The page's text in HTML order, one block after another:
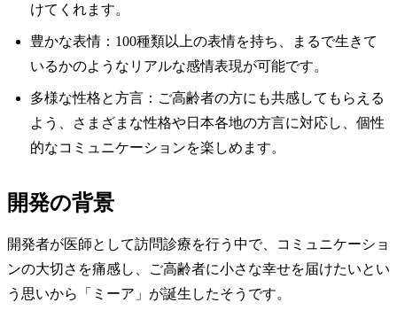
けてくれます。
豊かな表情：100種類以上の表情を持ち、まるで生きて
いるかのようなリアルな感情表現が可能です。
多様な性格と方言：ご高齢者の方にも共感してもらえる
よう、さまざまな性格や日本各地の方言に対応し、個性
的なコミュニケーションを楽しめます。
開発の背景
開発者が医師として訪問診療を行う中で、コミュニケーショ
ンの大切さを痛感し、ご高齢者に小さな幸せを届けたいとい
う思いから「ミーア」が誕生したそうです。